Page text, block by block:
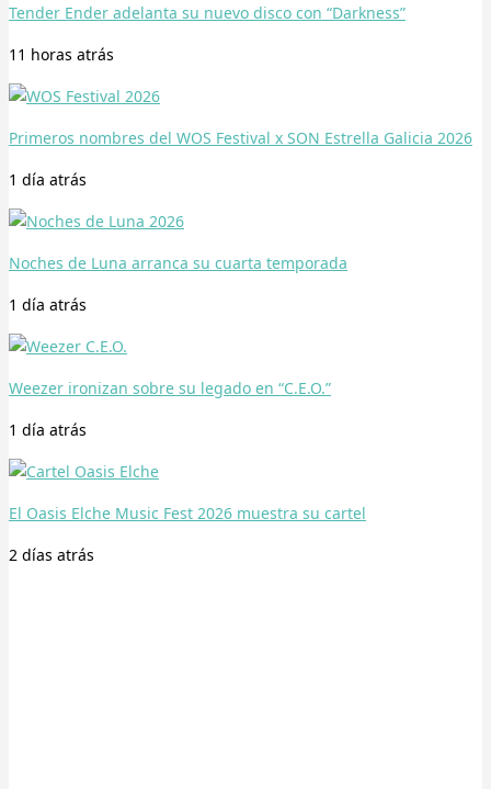
Tender Ender adelanta su nuevo disco con “Darkness”
11 horas atrás
Primeros nombres del WOS Festival x SON Estrella Galicia 2026
1 día atrás
Noches de Luna arranca su cuarta temporada
1 día atrás
Weezer ironizan sobre su legado en “C.E.O.”
1 día atrás
El Oasis Elche Music Fest 2026 muestra su cartel
2 días atrás